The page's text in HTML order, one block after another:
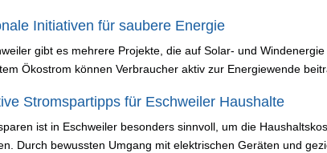
Initiativen für saubere Energie
gibt es mehrere Projekte, die auf Solar- und
Ökostrom können Verbraucher aktiv zur Energiewende
Stromspartipps für Eschweiler Haushalte
ist in Eschweiler besonders sinnvoll, um die
Durch bewussten Umgang mit elektrischen Geräten und